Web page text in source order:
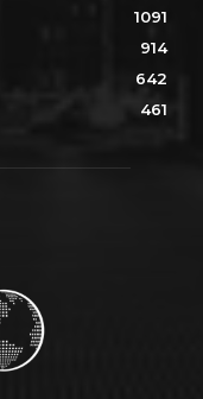
1091
914
642
461